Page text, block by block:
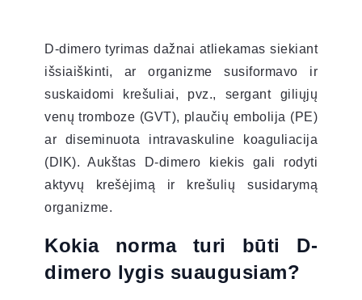
D-dimero tyrimas dažnai atliekamas siekiant
išsiaiškinti, ar organizme susiformavo ir
suskaidomi krešuliai, pvz., sergant giliųjų
venų tromboze (GVT), plaučių embolija (PE)
ar diseminuota intravaskuline koaguliacija
(DIK). Aukštas D-dimero kiekis gali rodyti
aktyvų krešėjimą ir krešulių susidarymą
organizme.
Kokia norma turi būti D-
dimero lygis suaugusiam?